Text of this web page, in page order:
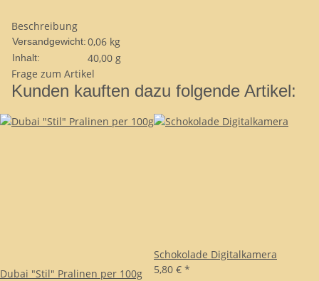
Beschreibung
Versandgewicht:0,06 kg
Inhalt:
40,00 g
Frage zum Artikel
Kunden kauften dazu folgende Artikel:
Dubai "Stil" Pralinen per 100g
Schokolade Digitalkamera
5,80 € *